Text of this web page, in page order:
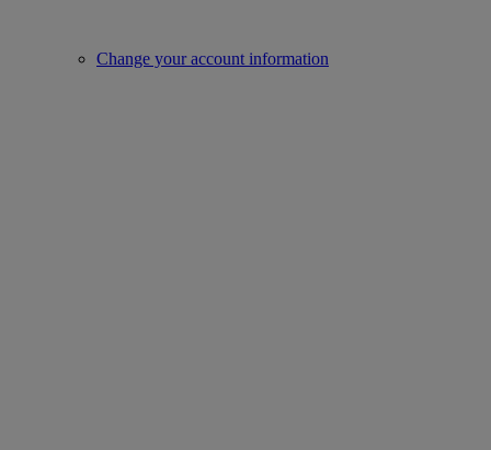
Change your account information